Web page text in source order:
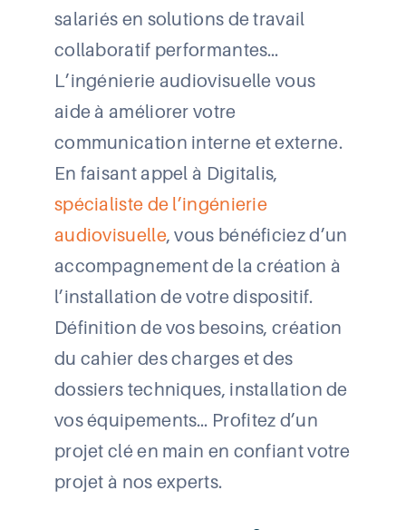
salariés en solutions de travail
collaboratif performantes…
L’ingénierie audiovisuelle vous
aide à améliorer votre
communication interne et externe.
En faisant appel à Digitalis,
spécialiste de l’ingénierie
audiovisuelle, vous bénéficiez d’un
accompagnement de la création à
l’installation de votre dispositif.
Définition de vos besoins, création
du cahier des charges et des
dossiers techniques, installation de
vos équipements… Profitez d’un
projet clé en main en confiant votre
projet à nos experts.